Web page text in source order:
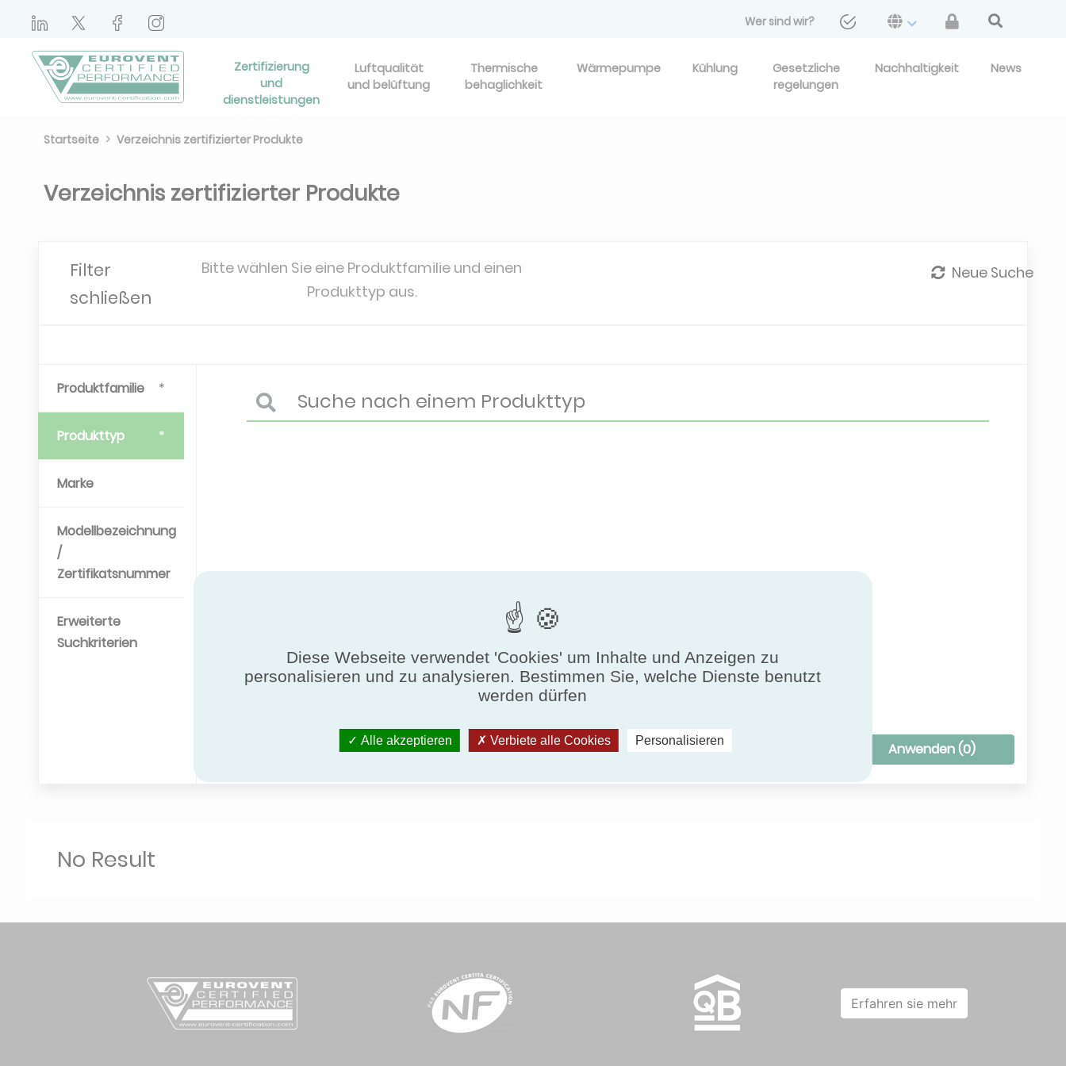
Wer sind wir?
Zertifizierung
und
dienstleistungen
Luftqualität
und belüftung
Thermische
behaglichkeit
Wärmepumpe Kühlung
Gesetzliche
regelungen
Nachhaltigkeit News
Startseite Verzeichnis zertifizierter Produkte
Verzeichnis zertifizierter Produkte
Filter
schließen
Bitte wählen Sie eine Produktfamilie und einen
Produkttyp aus.
Neue Suche
Produktfamilie
Produkttyp
Marke
Modellbezeichnung
/
Zertifikatsnummer
Erweiterte
Suchkriterien
Alle Filter entfernen Anwenden (0)
No Result
Erfahren sie mehr
Diese Webseite verwendet 'Cookies' um Inhalte und Anzeigen zu
personalisieren und zu analysieren. Bestimmen Sie, welche Dienste benutzt
werden dürfen
Alle akzeptieren Verbiete alle Cookies Personalisieren